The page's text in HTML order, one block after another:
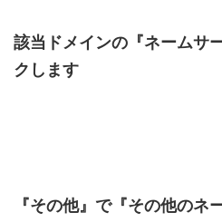
該当ドメインの『ネームサ
クします
『その他』で『その他のネ